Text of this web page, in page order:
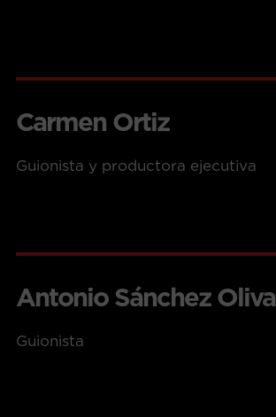
Carmen Ortiz
Guionista y productora ejecutiva
Antonio Sánchez Oliva
Guionista